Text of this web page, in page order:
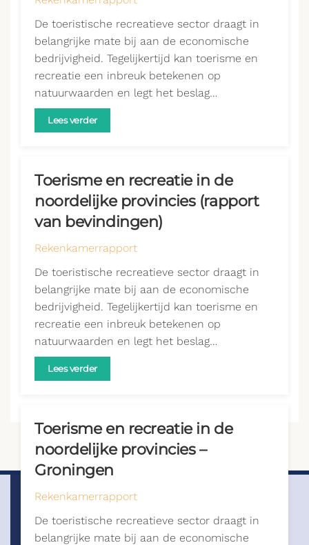
De toeristische recreatieve sector draagt in
belangrijke mate bij aan de economische
bedrijvigheid. Tegelijkertijd kan toerisme en
recreatie een inbreuk betekenen op
natuurwaarden en legt het beslag…
Lees verder
Toerisme en recreatie in de
noordelijke provincies (rapport
van bevindingen)
Rekenkamerrapport
De toeristische recreatieve sector draagt in
belangrijke mate bij aan de economische
bedrijvigheid. Tegelijkertijd kan toerisme en
recreatie een inbreuk betekenen op
natuurwaarden en legt het beslag…
Lees verder
Toerisme en recreatie in de
noordelijke provincies –
Groningen
Rekenkamerrapport
De toeristische recreatieve sector draagt in
belangrijke mate bij aan de economische